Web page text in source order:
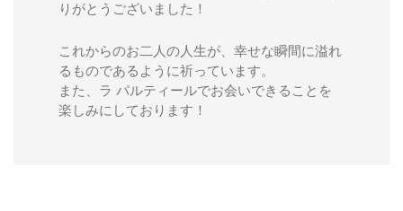
りがとうございました！
これからのお二人の人生が、幸せな瞬間に溢れ
るものであるように祈っています。
また、ラ パルティールでお会いできることを
楽しみにしております！